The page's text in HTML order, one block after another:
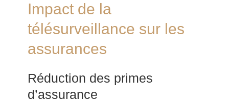
Impact de la
télésurveillance sur les
assurances
Réduction des primes
d’assurance